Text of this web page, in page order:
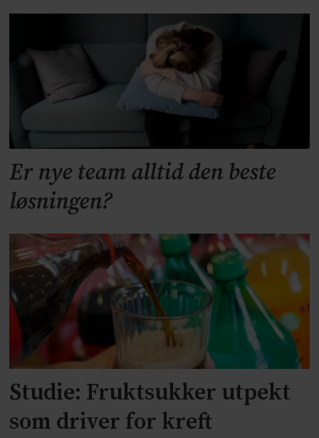
Er nye team alltid den beste
løsningen?
Studie: Fruktsukker utpekt
som driver for kreft